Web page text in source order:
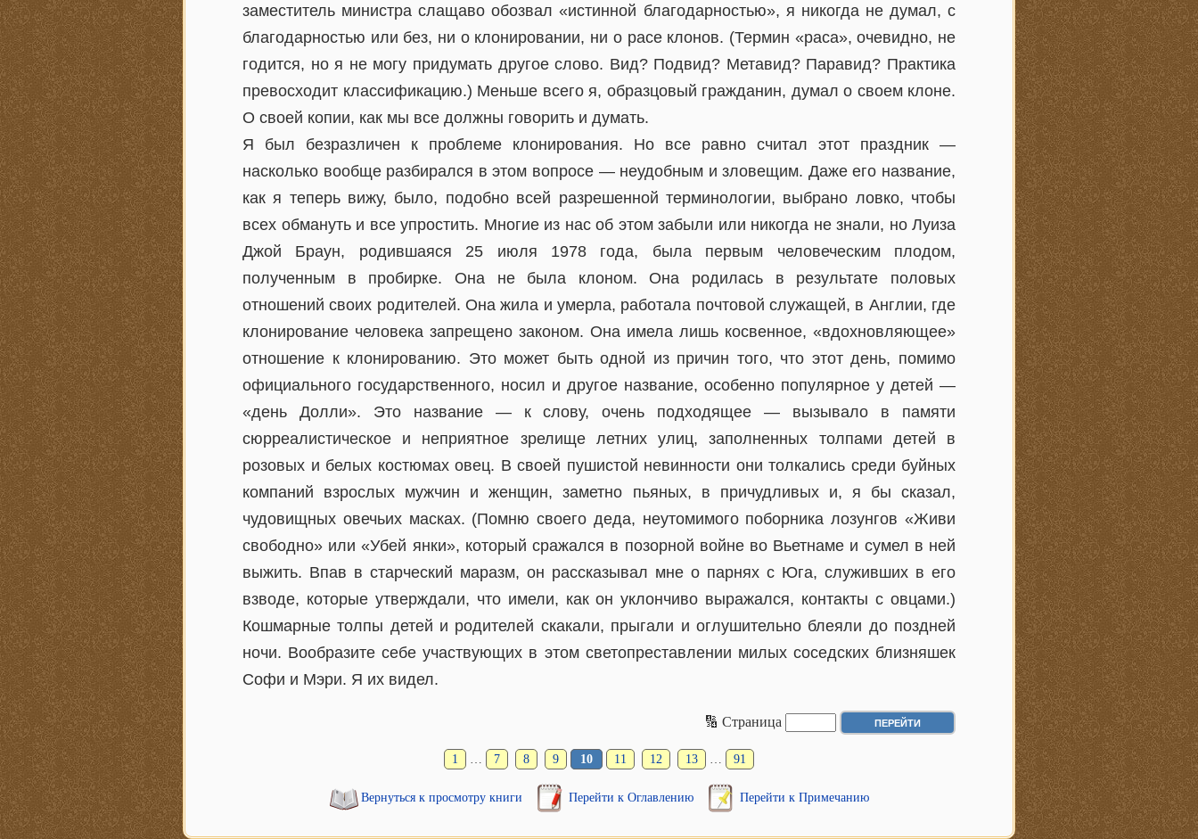
заместитель министра слащаво обозвал «истинной благодарностью», я никогда не думал, с
благодарностью или без, ни о клонировании, ни о расе клонов. (Термин «раса», очевидно, не
годится, но я не могу придумать другое слово. Вид? Подвид? Метавид? Паравид? Практика
превосходит классификацию.) Меньше всего я, образцовый гражданин, думал о своем клоне.
О своей копии, как мы все должны говорить и думать.
Я был безразличен к проблеме клонирования. Но все равно считал этот праздник —
насколько вообще разбирался в этом вопросе — неудобным и зловещим. Даже его название,
как я теперь вижу, было, подобно всей разрешенной терминологии, выбрано ловко, чтобы
всех обмануть и все упростить. Многие из нас об этом забыли или никогда не знали, но Луиза
Джой Браун, родившаяся 25 июля 1978 года, была первым человеческим плодом,
полученным в пробирке. Она не была клоном. Она родилась в результате половых
отношений своих родителей. Она жила и умерла, работала почтовой служащей, в Англии, где
клонирование человека запрещено законом. Она имела лишь косвенное, «вдохновляющее»
отношение к клонированию. Это может быть одной из причин того, что этот день, помимо
официального государственного, носил и другое название, особенно популярное у детей —
«день Долли». Это название — к слову, очень подходящее — вызывало в памяти
сюрреалистическое и неприятное зрелище летних улиц, заполненных толпами детей в
розовых и белых костюмах овец. В своей пушистой невинности они толкались среди буйных
компаний взрослых мужчин и женщин, заметно пьяных, в причудливых и, я бы сказал,
чудовищных овечьих масках. (Помню своего деда, неутомимого поборника лозунгов «Живи
свободно» или «Убей янки», который сражался в позорной войне во Вьетнаме и сумел в ней
выжить. Впав в старческий маразм, он рассказывал мне о парнях с Юга, служивших в его
взводе, которые утверждали, что имели, как он уклончиво выражался, контакты с овцами.)
Кошмарные толпы детей и родителей скакали, прыгали и оглушительно блеяли до поздней
ночи. Вообразите себе участвующих в этом светопреставлении милых соседских близняшек
Софи и Мэри. Я их видел.
🔢 Страница
1 … 7 8 9 10 11 12 13 … 91
Вернуться к просмотру книги Перейти к Оглавлению Перейти к Примечанию